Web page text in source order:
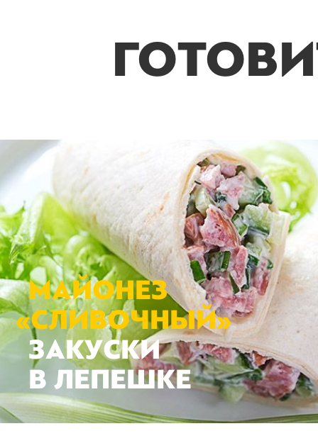
МАЙОНЕЗ
«СЛИВОЧНЫЙ»
ЗАКУСКИ
В ЛЕПЕШКЕ